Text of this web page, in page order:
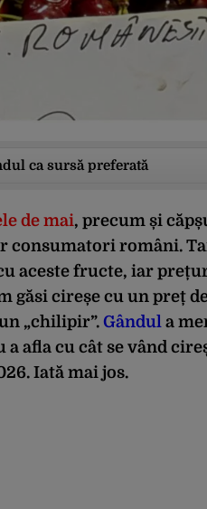
ca sursă preferată
de mai, precum și
consumatori români.
aceste fructe, iar
găsi cireșe cu un preț
„chilipir”. Gândul a
a afla cu cât se vând
Iată mai jos.